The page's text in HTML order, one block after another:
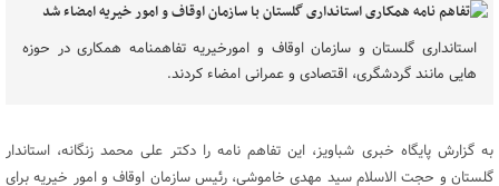
استانداری گلستان و سازمان اوقاف و امورخیریه تفاهمنامه همکاری در حوزه
هایی مانند گردشگری، اقتصادی و عمرانی امضاء کردند.
به گزارش پایگاه خبری شباویز، این تفاهم نامه را دکتر علی محمد زنگانه، استاندار
گلستان و حجت الاسلام سید مهدی خاموشی، رئیس سازمان اوقاف و امور خیریه برای